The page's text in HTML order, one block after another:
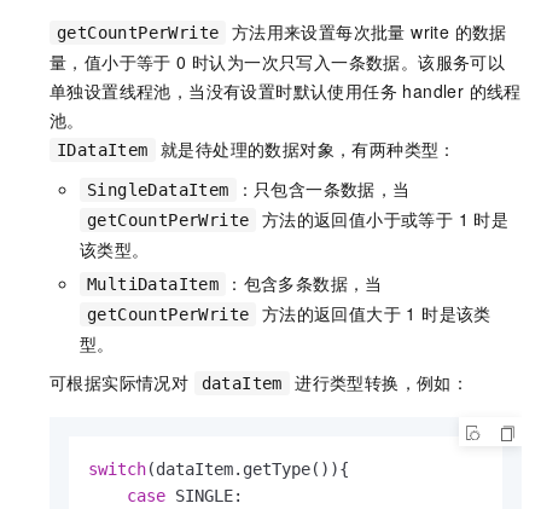
getCountPerWrite
方法用来设置每次批量 write 的数据
量，值小于等于 0 时认为一次只写入一条数据。该服务可以
单独设置线程池，当没有设置时默认使用任务 handler 的线程
池。
IDataItem 就是待处理的数据对象，有两种类型：
SingleDataItem ：只包含一条数据，当
getCountPerWrite
方法的返回值小于或等于 1 时是
该类型。
MultiDataItem ：包含多条数据，当
getCountPerWrite
方法的返回值大于 1 时是该类
型。
可根据实际情况对
dataItem 进行类型转换，例如：
switch(dataItem.getType()){
case SINGLE: